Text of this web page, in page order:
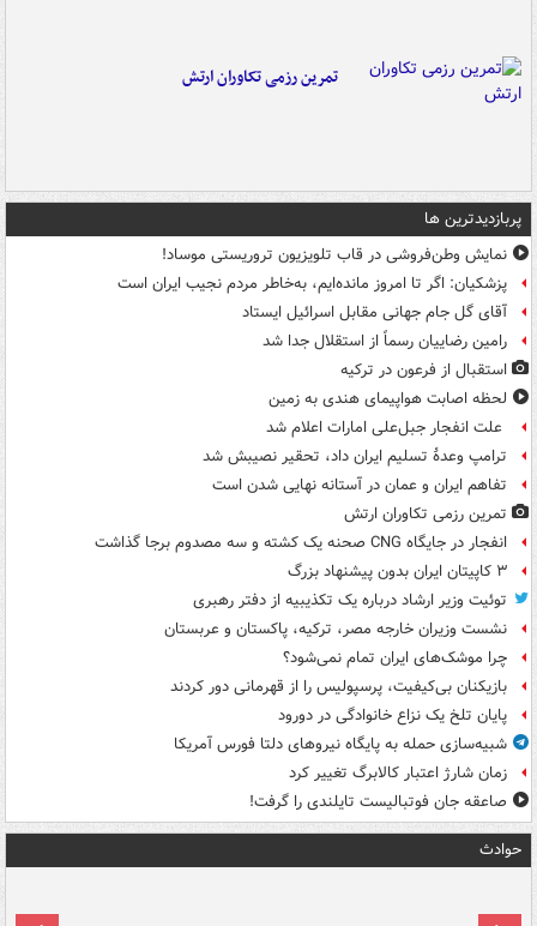
تمرین رزمی تکاوران ارتش
پربازدیدترین ها
نمایش وطن‌فروشی در قاب تلویزیون تروریستی موساد!
پزشکیان: اگر تا امروز مانده‌ایم، به‌خاطر مردم نجیب ایران است
آقای گل جام جهانی مقابل اسرائیل ایستاد
رامین رضاییان رسماً از استقلال جدا شد
استقبال از فرعون در ترکیه
لحظه اصابت هواپیمای هندی به زمین
علت انفجار جبل‌علی امارات اعلام شد
ترامپ وعدۀ تسلیم ایران داد، تحقیر نصیبش شد
تفاهم ایران و عمان در آستانه نهایی شدن است
تمرین رزمی تکاوران ارتش
انفجار در جایگاه CNG صحنه یک کشته و سه مصدوم برجا گذاشت
۳ کاپیتان ایران بدون پیشنهاد بزرگ
توئیت وزیر ارشاد درباره یک تکذیبیه از دفتر رهبری
نشست وزیران خارجه مصر، ترکیه، پاکستان و عربستان
چرا موشک‌های ایران تمام نمی‌شود؟
بازیکنان بی‌کیفیت، پرسپولیس را از قهرمانی دور کردند
پایان تلخ یک نزاع خانوادگی در دورود
شبیه‌سازی حمله به پایگاه نیروهای دلتا فورس آمریکا
زمان شارژ اعتبار کالابرگ تغییر کرد
صاعقه جان فوتبالیست تایلندی را گرفت!
حوادث